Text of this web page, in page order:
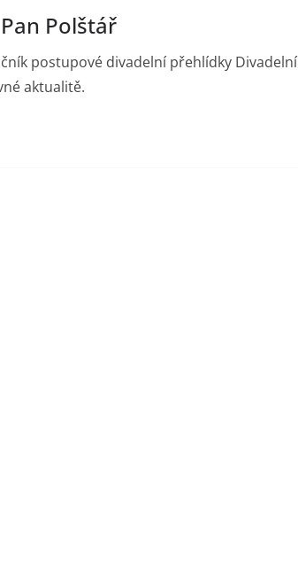
Polštář
postupové divadelní přehlídky Divadelní
aktualitě.